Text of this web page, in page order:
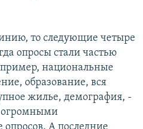
то следующие четыре
опросы стали частью
национальные
образование, вся
жилье, демография, -
огромными